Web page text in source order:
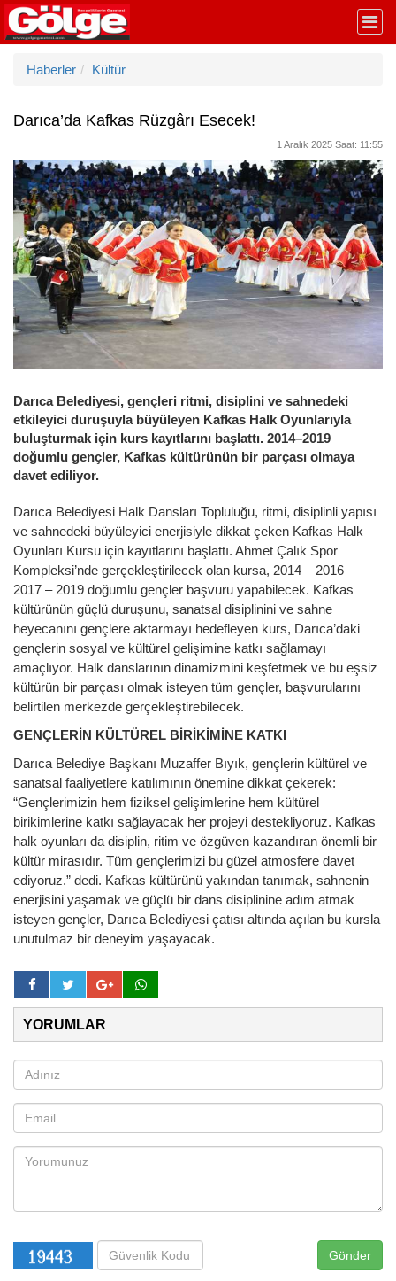
Haberler Kültür
Darıca’da Kafkas Rüzgârı Esecek!
1 Aralık 2025 Saat: 11:55
Darıca Belediyesi, gençleri ritmi, disiplini ve sahnedeki
etkileyici duruşuyla büyüleyen Kafkas Halk Oyunlarıyla
buluşturmak için kurs kayıtlarını başlattı. 2014–2019
doğumlu gençler, Kafkas kültürünün bir parçası olmaya
davet ediliyor.
Darıca Belediyesi Halk Dansları Topluluğu, ritmi, disiplinli yapısı
ve sahnedeki büyüleyici enerjisiyle dikkat çeken Kafkas Halk
Oyunları Kursu için kayıtlarını başlattı. Ahmet Çalık Spor
Kompleksi’nde gerçekleştirilecek olan kursa, 2014 – 2016 –
2017 – 2019 doğumlu gençler başvuru yapabilecek. Kafkas
kültürünün güçlü duruşunu, sanatsal disiplinini ve sahne
heyecanını gençlere aktarmayı hedefleyen kurs, Darıca’daki
gençlerin sosyal ve kültürel gelişimine katkı sağlamayı
amaçlıyor. Halk danslarının dinamizmini keşfetmek ve bu eşsiz
kültürün bir parçası olmak isteyen tüm gençler, başvurularını
belirtilen merkezde gerçekleştirebilecek.
GENÇLERİN KÜLTÜREL BİRİKİMİNE KATKI
Darıca Belediye Başkanı Muzaffer Bıyık, gençlerin kültürel ve
sanatsal faaliyetlere katılımının önemine dikkat çekerek:
“Gençlerimizin hem fiziksel gelişimlerine hem kültürel
birikimlerine katkı sağlayacak her projeyi destekliyoruz. Kafkas
halk oyunları da disiplin, ritim ve özgüven kazandıran önemli bir
kültür mirasıdır. Tüm gençlerimizi bu güzel atmosfere davet
ediyoruz.” dedi. Kafkas kültürünü yakından tanımak, sahnenin
enerjisini yaşamak ve güçlü bir dans disiplinine adım atmak
isteyen gençler, Darıca Belediyesi çatısı altında açılan bu kursla
unutulmaz bir deneyim yaşayacak.
YORUMLAR
Gönder